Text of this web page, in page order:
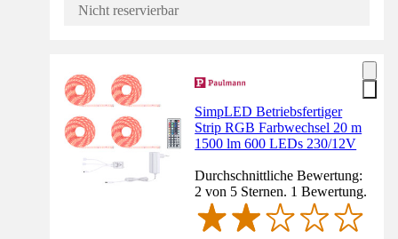
Nicht reservierbar
SimpLED Betriebsfertiger
Strip RGB Farbwechsel 20 m
1500 lm 600 LEDs 230/12V
Durchschnittliche Bewertung:
2 von 5 Sternen. 1 Bewertung.